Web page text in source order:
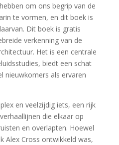
om ons begrip van de
te vormen, en dit boek is
Dit boek is gratis
verkenning van de
Het is een centrale
biedt een schat
nieuwkomers als ervaren
en veelzijdig iets, een rijk
die elkaar op
en overlapten. Hoewel
Alex Cross ontwikkeld was,